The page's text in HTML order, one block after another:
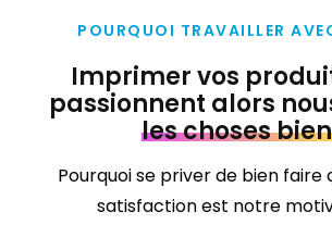
POURQUOI TRAVAILLER
Imprimer vos
passionnent alors
les choses
Pourquoi se priver de bien faire
satisfaction est notre